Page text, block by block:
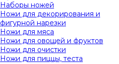
Наборы ножей
Ножи для декорирования и
фигурной нарезки
Ножи для мяса
Ножи для овощей и фруктов
Ножи для очистки
Ножи для пиццы, теста